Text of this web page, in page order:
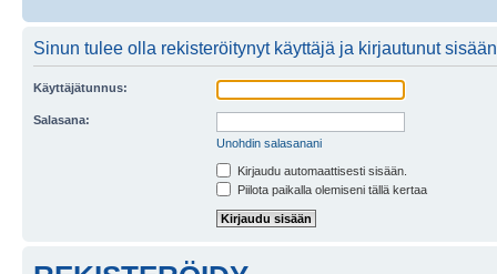
Sinun tulee olla rekisteröitynyt käyttäjä ja kirjautunut
Käyttäjätunnus:
Salasana:
Unohdin salasanani
Kirjaudu automaattisesti sisään.
Piilota paikalla olemiseni tällä kertaa